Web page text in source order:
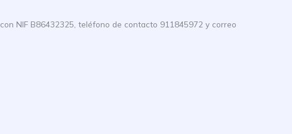
NIF B86432325, teléfono de contacto 911845972 y correo